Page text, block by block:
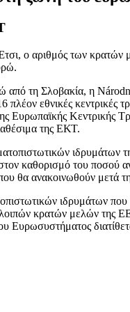
ο αριθμός των
από τη Σλοβακία, η
πλέον εθνικές
Ευρωπαϊκής Κεντρικής
της ΕΚΤ.
ιδρυμάτων
καθορισμό του ποσού
θα ανακοινωθούν μετά
ιδρυμάτων που
κρατών μελών της
Ευρωσυστήματος